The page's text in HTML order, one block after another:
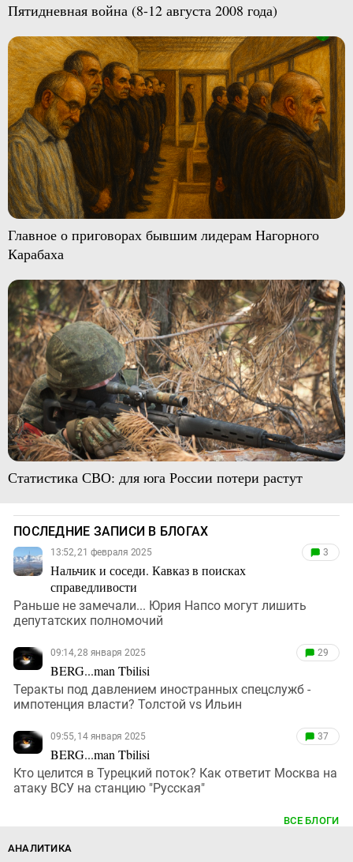
Пятидневная война (8-12 августа 2008 года)
Главное о приговорах бывшим лидерам Нагорного
Карабаха
Статистика СВО: для юга России потери растут
ПОСЛЕДНИЕ ЗАПИСИ В БЛОГАХ
13:52, 21 февраля 2025
Нальчик и соседи. Кавказ в поисках
справедливости
3
Раньше не замечали... Юрия Напсо могут лишить
депутатских полномочий
09:14, 28 января 2025
BERG...man Tbilisi
29
Теракты под давлением иностранных спецслужб -
импотенция власти? Толстой vs Ильин
09:55, 14 января 2025
BERG...man Tbilisi
37
Кто целится в Турецкий поток? Как ответит Москва на
атаку ВСУ на станцию "Русская"
ВСЕ БЛОГИ
АНАЛИТИКА